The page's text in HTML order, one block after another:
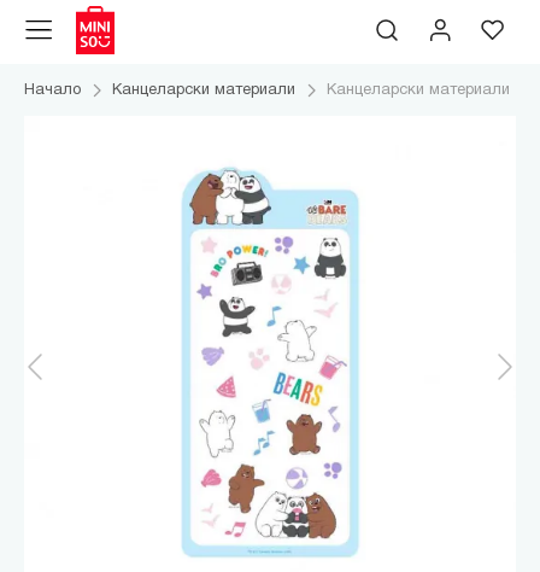
Начало Канцеларски материали Канцеларски материали